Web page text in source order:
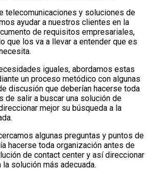
telecomunicaciones y soluciones de
ayudar a nuestros clientes en la
de requisitos empresariales,
que los va a llevar a entender que es
iguales, abordamos estas
un proceso metódico con algunas
discusión que deberían hacerse toda
de salir a buscar una solución de
mejor su búsqueda a la
algunas preguntas y puntos de
hacerse toda organización antes de
de contact center y así direccionar
solución más adecuada.